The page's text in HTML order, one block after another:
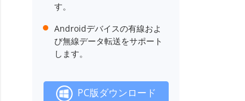
す。
Androidデバイスの有線およ
び無線データ転送をサポート
します。
PC版ダウンロード